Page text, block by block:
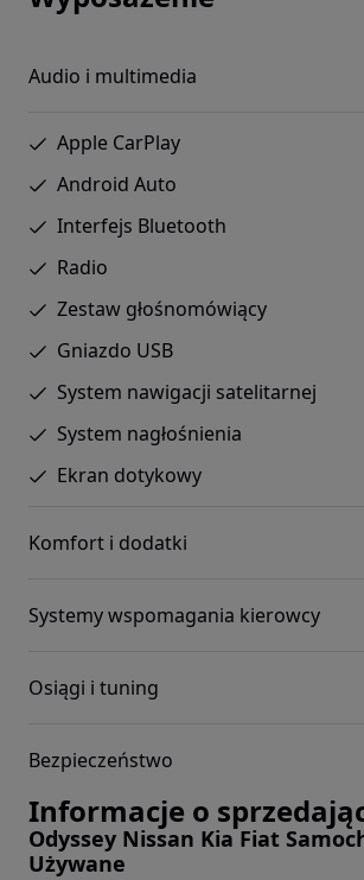
Audio i multimedia
Apple CarPlay
Android Auto
Interfejs Bluetooth
Radio
Zestaw głośnomówiący
Gniazdo USB
System nawigacji satelitarnej
System nagłośnienia
Ekran dotykowy
Komfort i dodatki
Systemy wspomagania kierowcy
Osiągi i tuning
Bezpieczeństwo
Informacje o
Odyssey Nissan Kia Fiat
Używane